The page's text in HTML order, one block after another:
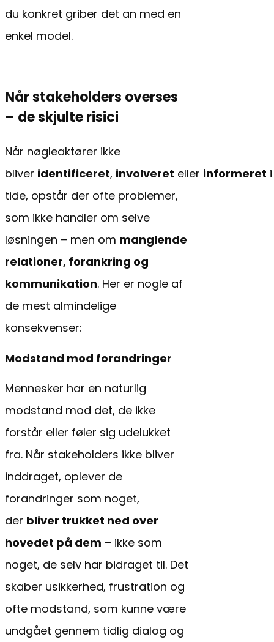
du konkret griber det an med en
enkel model.
Når stakeholders overses
– de skjulte risici
Når nøgleaktører ikke
bliver identificeret, involveret eller informeret i
tide, opstår der ofte problemer,
som ikke handler om selve
løsningen – men om manglende
relationer, forankring og
kommunikation. Her er nogle af
de mest almindelige
konsekvenser:
Modstand mod forandringer
Mennesker har en naturlig
modstand mod det, de ikke
forstår eller føler sig udelukket
fra. Når stakeholders ikke bliver
inddraget, oplever de
forandringer som noget,
der bliver trukket ned over
hovedet på dem – ikke som
noget, de selv har bidraget til. Det
skaber usikkerhed, frustration og
ofte modstand, som kunne være
undgået gennem tidlig dialog og